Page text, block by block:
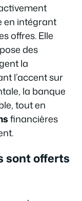
en intégrant
offres. Elle
des
la
l’accent sur
la banque
tout en
financières
sont offerts